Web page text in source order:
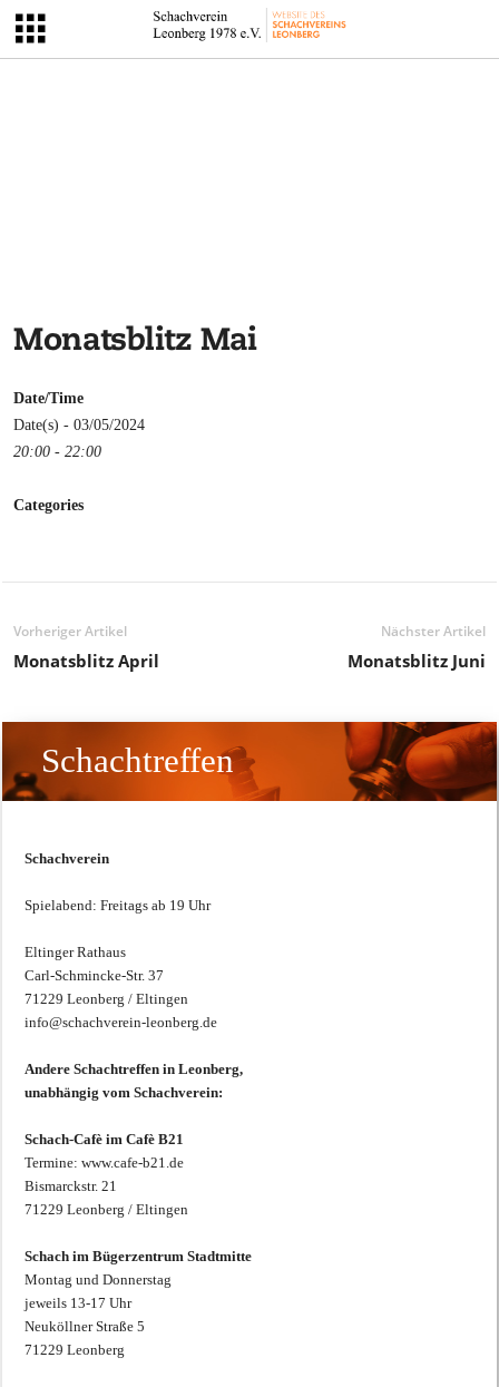
Monatsblitz Mai
Date/Time
Date(s) - 03/05/2024
20:00 - 22:00
Categories
Vorheriger Artikel
Monatsblitz April
Nächster Artikel
Monatsblitz Juni
Schachtreffen
Schachverein
Spielabend: Freitags ab 19 Uhr
Eltinger Rathaus
Carl-Schmincke-Str. 37
71229 Leonberg / Eltingen
info@schachverein-leonberg.de
Andere Schachtreffen in Leonberg,
unabhängig vom Schachverein:
Schach-Cafè im Cafè B21
Termine: www.cafe-b21.de
Bismarckstr. 21
71229 Leonberg / Eltingen
Schach im Bügerzentrum Stadtmitte
Montag und Donnerstag
jeweils 13-17 Uhr
Neuköllner Straße 5
71229 Leonberg